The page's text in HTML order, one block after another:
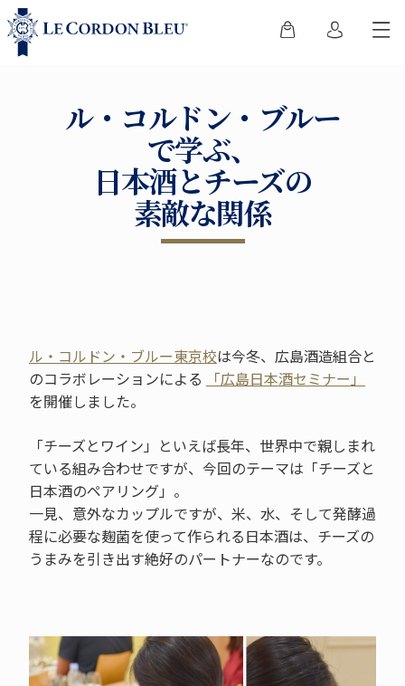
ル・コルドン・ブルー
で学ぶ、
日本酒とチーズの
素敵な関係
ル・コルドン・ブルー東京校は今冬、広島酒造組合と
のコラボレーションによる
「広島日本酒セミナー」
を開催しました。
「チーズとワイン」といえば長年、世界中で親しまれ
ている組み合わせですが、今回のテーマは「チーズと
日本酒のペアリング」。
一見、意外なカップルですが、米、水、そして発酵過
程に必要な麹菌を使って作られる日本酒は、チーズの
うまみを引き出す絶好のパートナーなのです。